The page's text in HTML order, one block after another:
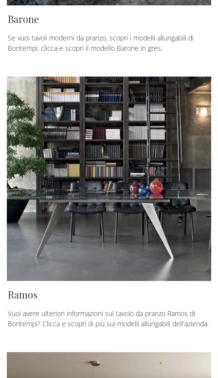
Barone
Se vuoi tavoli moderni da pranzo, scopri i modelli allungabili di
Bontempi: clicca e scopri il modello Barone in gres.
Ramos
Vuoi avere ulteriori informazioni sul tavolo da pranzo Ramos di
Bontempi? Clicca e scopri di più sui modelli allungabili dell'azienda.